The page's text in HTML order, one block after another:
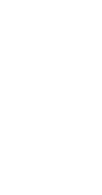
खतरा हुन्छ ।
शरीरमा राता रक्त